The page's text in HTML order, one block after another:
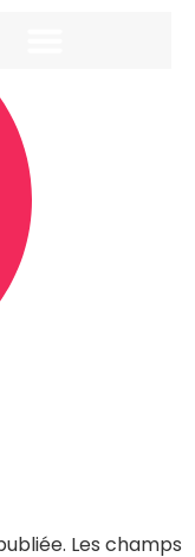
Les champs